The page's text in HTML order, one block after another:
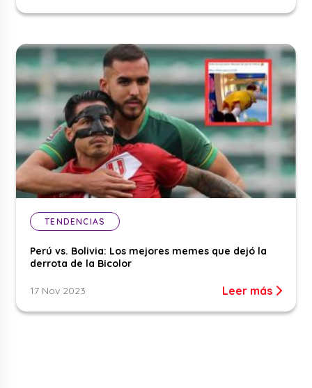
TENDENCIAS
Perú vs. Bolivia: Los mejores memes que dejó la
derrota de la Bicolor
17 Nov 2023 Leer más